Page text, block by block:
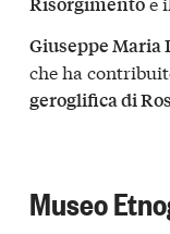
Giuseppe Maria
che ha
geroglifica di
Museo